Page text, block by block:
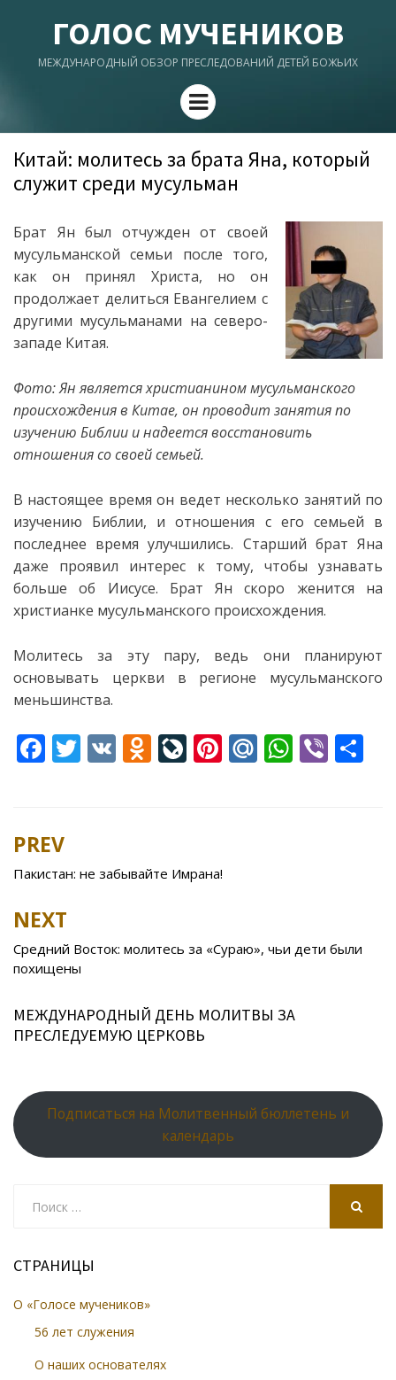
ГОЛОС МУЧЕНИКОВ
МЕЖДУНАРОДНЫЙ ОБЗОР ПРЕСЛЕДОВАНИЙ ДЕТЕЙ БОЖЬИХ
Menu
Китай: молитесь за брата Яна, который
служит среди мусульман
Брат Ян был отчужден от своей
мусульманской семьи после того,
как он принял Христа, но он
продолжает делиться Евангелием с
другими мусульманами на северо-
западе Китая.
Фото: Ян является христианином мусульманского
происхождения в Китае, он проводит занятия по
изучению Библии и надеется восстановить
отношения со своей семьей.
В настоящее время он ведет несколько занятий по
изучению Библии, и отношения с его семьей в
последнее время улучшились. Старший брат Яна
даже проявил интерес к тому, чтобы узнавать
больше об Иисусе. Брат Ян скоро женится на
христианке мусульманского происхождения.
Молитесь за эту пару, ведь они планируют
основывать церкви в регионе мусульманского
меньшинства.
F
b
o
o
k
T V O
kl
as
ni
Li
u
r
al
Pi M W Vi
Post
navigation
PREV
Пакистан: не забывайте Имрана!
NEXT
Средний Восток: молитесь за «Сураю», чьи дети были
похищены
МЕЖДУНАРОДНЫЙ ДЕНЬ МОЛИТВЫ ЗА
ПРЕСЛЕДУЕМУЮ ЦЕРКОВЬ
Подписаться на Молитвенный бюллетень и
календарь
СТРАНИЦЫ
О «Голосе мучеников»
56 лет служения
О наших основателях